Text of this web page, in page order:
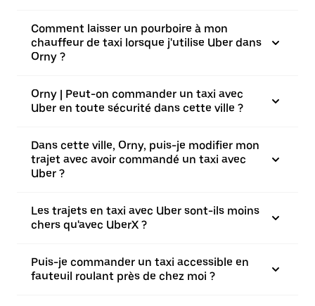
Comment laisser un pourboire à mon
chauffeur de taxi lorsque j'utilise Uber dans
Orny ?
Orny | Peut-on commander un taxi avec
Uber en toute sécurité dans cette ville ?
Dans cette ville, Orny, puis-je modifier mon
trajet avec avoir commandé un taxi avec
Uber ?
Les trajets en taxi avec Uber sont-ils moins
chers qu'avec UberX ?
Puis-je commander un taxi accessible en
fauteuil roulant près de chez moi ?